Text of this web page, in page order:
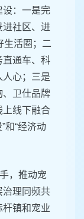
设：一是完
社区、进
生活圈；二
直通车、科
心；三是
、卫仕品牌
上线下融合
和“经济动
，推动宠
治理同频共
镇和宠业